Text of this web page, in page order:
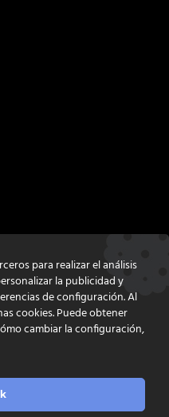
para realizar el análisis
la publicidad y
de configuración. Al
cookies. Puede obtener
cambiar la configuración,